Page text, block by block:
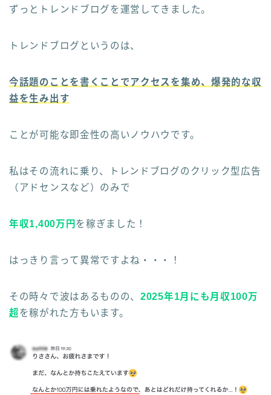
ずっとトレンドブログを運営してきました。
トレンドブログというのは、
今話題のことを書くことでアクセスを集め、爆発的な収
益を生み出す
ことが可能な即金性の高いノウハウです。
私はその流れに乗り、トレンドブログのクリック型広告
（アドセンスなど）のみで
年収1,400万円 を稼ぎました！
はっきり言って異常ですよね・・・！
その時々で波はあるものの、2025年1月にも月収100万
超を稼がれた方もいます。